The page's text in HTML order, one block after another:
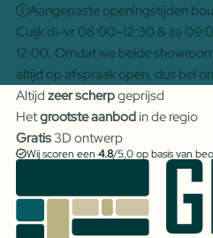
Aangepaste openingstijden
Cuijk di-vr 08:00–12:30 & za
12:00. Omdat we beide
altijd op afspraak open, dus bel
Altijd zeer scherpgeprijsd
Hetgrootste aanbodin de regio
Gratis3D ontwerp
Wij scoren een 4.8/5,0 op basis van